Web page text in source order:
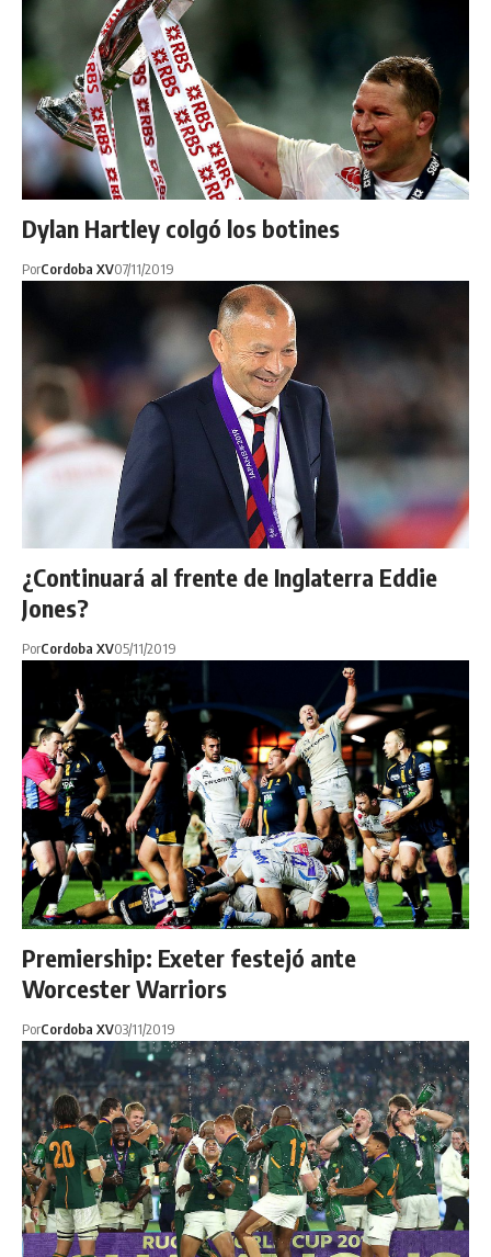
Dylan Hartley colgó los botines
PorCordoba XV07/11/2019
¿Continuará al frente de Inglaterra Eddie
Jones?
PorCordoba XV05/11/2019
Premiership: Exeter festejó ante
Worcester Warriors
PorCordoba XV03/11/2019